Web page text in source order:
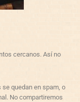
cercanos. Así no
quedan en spam, o
No compartiremos